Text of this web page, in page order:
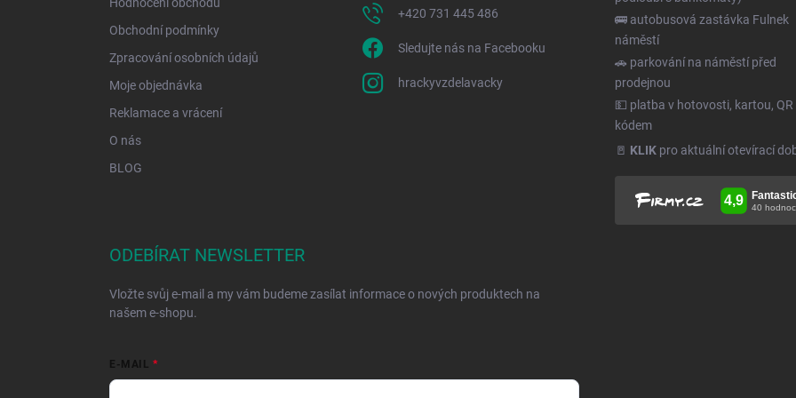
Hodnocení obchodu
Obchodní podmínky
Zpracování osobních údajů
Moje objednávka
Reklamace a vrácení
O nás
BLOG
+420 731 445 486
Sledujte nás na Facebooku
hrackyvzdelavacky
🚌 autobusová zastávka Fulnek
náměstí
🚗 parkování na náměstí před
prodejnou
💵 platba v hotovosti, kartou, QR
kódem
🚪 KLIK pro aktuální otevírací
ODEBÍRAT NEWSLETTER
Vložte svůj e-mail a my vám budeme zasílat informace o nových produktech na
našem e-shopu.
E-MAIL